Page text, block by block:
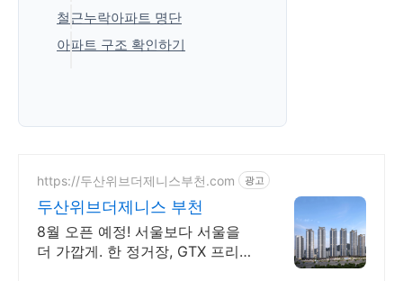
철근누락아파트 명단
아파트 구조 확인하기
https://두산위브더제니스부천.com 광고
두산위브더제니스 부천
8월 오픈 예정! 서울보다 서울을
더 가깝게. 한 정거장, GTX 프리미